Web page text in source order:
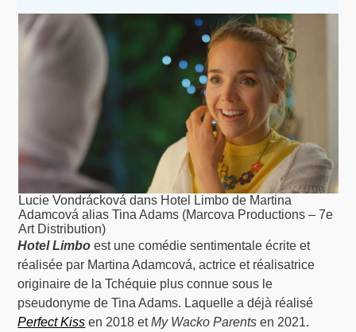
Lucie Vondrácková dans Hotel Limbo de Martina
Adamcová alias Tina Adams (Marcova Productions – 7e
Art Distribution)
Hotel Limbo est une comédie sentimentale écrite et
réalisée par Martina Adamcová, actrice et réalisatrice
originaire de la Tchéquie plus connue sous le
pseudonyme de Tina Adams. Laquelle a déjà réalisé
Perfect Kiss en 2018 etMy Wacko Parents en 2021.